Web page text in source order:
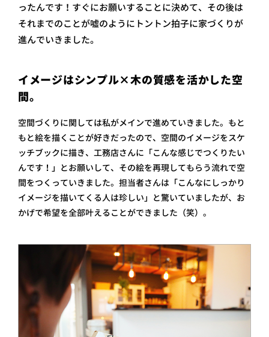
ったんです！すぐにお願いすることに決めて、その後は
それまでのことが嘘のようにトントン拍子に家づくりが
進んでいきました。
イメージはシンプル×木の質感を活かした空
間。
空間づくりに関しては私がメインで進めていきました。もと
もと絵を描くことが好きだったので、空間のイメージをスケ
ッチブックに描き、工務店 さんに「こんな感じでつくりたい
んです！」とお願いして、その絵を再現してもらう流れで空
間をつくっていきました。担当者さんは「こんなにしっかり
イメージを描いてくる人は珍しい」と驚いていましたが、お
かげで希望を全部叶えることができました（笑）。